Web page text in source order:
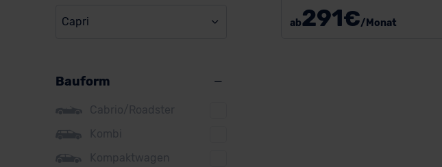
Citroen
Cupra
DS
Dacia
Capri
Bauform
Cabrio/Roadster
Kombi
Kompaktwagen
ab291€/Monat